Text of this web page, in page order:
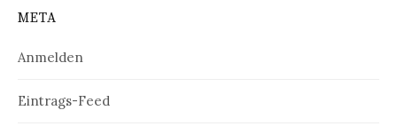
META
Anmelden
Eintrags-Feed